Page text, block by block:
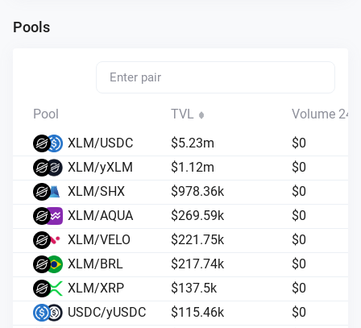
Pools
Pool TVL
Volume 24h
XLM/USDC
$5.23m $0
XLM/yXLM
$1.12m $0
XLM/SHX
$978.36k $0
XLM/AQUA
$269.59k $0
XLM/VELO
$221.75k $0
XLM/BRL
$217.74k $0
XLM/XRP
$137.5k $0
USDC/yUSDC
$115.46k $0